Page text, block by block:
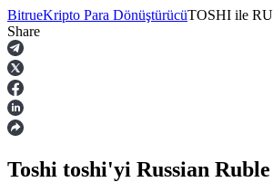
Vadeli İşlemler
BitrueKripto Para DönüştürücüTOSHI ile
Share
Toshi toshi'yi Russian Ruble